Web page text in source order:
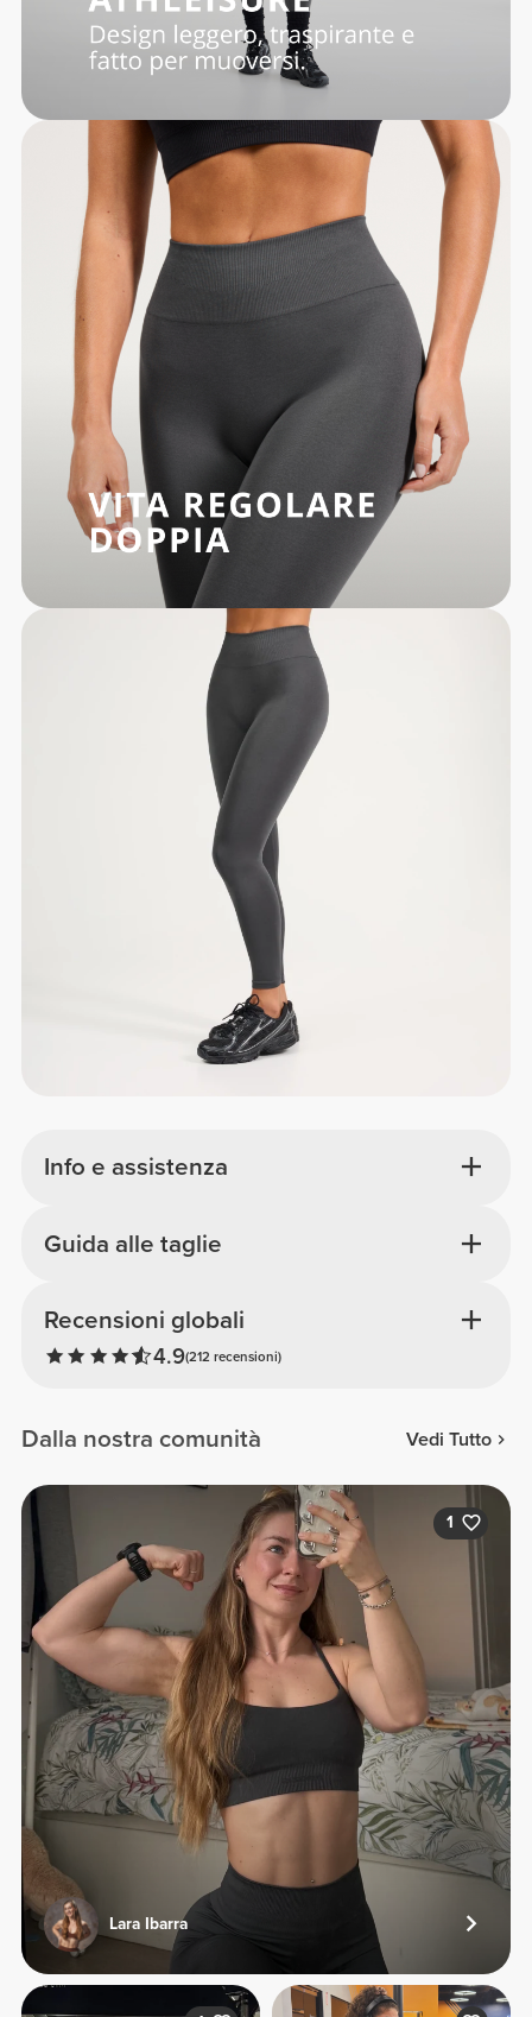
Info e assistenza
Recensioni globali
4.9(212 recensioni)
Guida alle taglie
Dalla nostra comunità Vedi Tutto
1
Lara Ibarra